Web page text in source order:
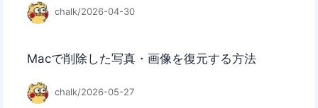
chalk/2026-04-30
Macで削除した写真・画像を復元する方法
chalk/2026-05-27